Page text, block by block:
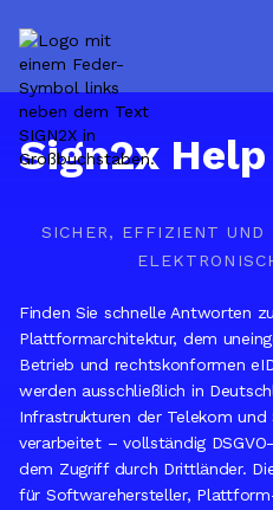
Sign2x
SICHER, EFFIZIENT UND
Finden Sie schnelle Antworten
Plattformarchitektur, dem
Betrieb und rechtskonformen
werden ausschließlich in
Infrastrukturen der Telekom und
verarbeitet – vollständig
dem Zugriff durch Drittländer.
für Softwarehersteller,